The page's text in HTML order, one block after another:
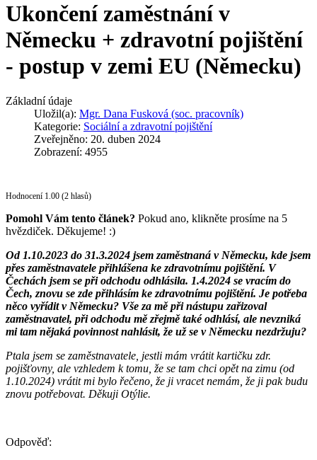
Ukončení zaměstnání v
Německu + zdravotní pojištění
- postup v zemi EU (Německu)
Základní údaje
Uložil(a): Mgr. Dana Fusková (soc. pracovník)
Kategorie: Sociální a zdravotní pojištění
Zveřejněno: 20. duben 2024
Zobrazení: 4955
Hodnocení 1.00 (2 hlasů)
Pomohl Vám tento článek? Pokud ano, klikněte prosíme na 5
hvězdiček. Děkujeme! :)
Od 1.10.2023 do 31.3.2024 jsem zaměstnaná v Německu, kde jsem
přes zaměstnavatele přihlášena ke zdravotnímu pojištění. V
Čechách jsem se při odchodu odhlásila. 1.4.2024 se vracím do
Čech, znovu se zde přihlásím ke zdravotnímu pojištění. Je potřeba
něco vyřídit v Německu? Vše za mě při nástupu zařizoval
zaměstnavatel, při odchodu mě zřejmě také odhlásí, ale nevzniká
mi tam nějaká povinnost nahlásit, že už se v Německu nezdržuju?
Ptala jsem se zaměstnavatele, jestli mám vrátit kartičku zdr.
pojišťovny, ale vzhledem k tomu, že se tam chci opět na zimu (od
1.10.2024) vrátit mi bylo řečeno, že ji vracet nemám, že ji pak budu
znovu potřebovat. Děkuji Otýlie.
Odpověď: